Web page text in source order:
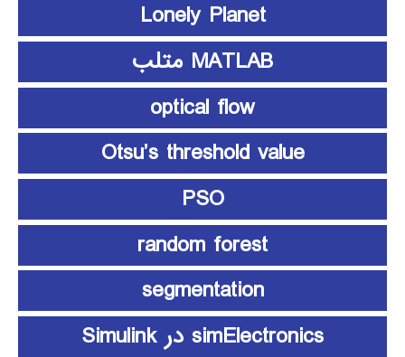
Lonely Planet
MATLAB متلب
optical flow
Otsu’s threshold value
PSO
random forest
segmentation
simElectronics در Simulink